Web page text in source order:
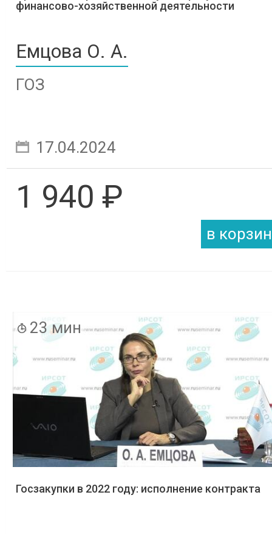
финансово-хозяйственной деятельности
Емцова О. А.
ГОЗ
17.04.2024
1 940 ₽
23 мин
Госзакупки в 2022 году: исполнение контракта